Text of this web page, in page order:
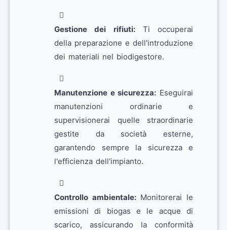
Gestione dei rifiuti:Ti occuperai
della preparazione e dell'introduzione
dei materiali nel biodigestore.
Manutenzione e sicurezza: Eseguirai
manutenzioni ordinarie e
supervisionerai quelle straordinarie
gestite da società esterne,
garantendo sempre la sicurezza e
l'efficienza dell'impianto.
Controllo ambientale:Monitorerai le
emissioni di biogas e le acque di
scarico, assicurando la conformità